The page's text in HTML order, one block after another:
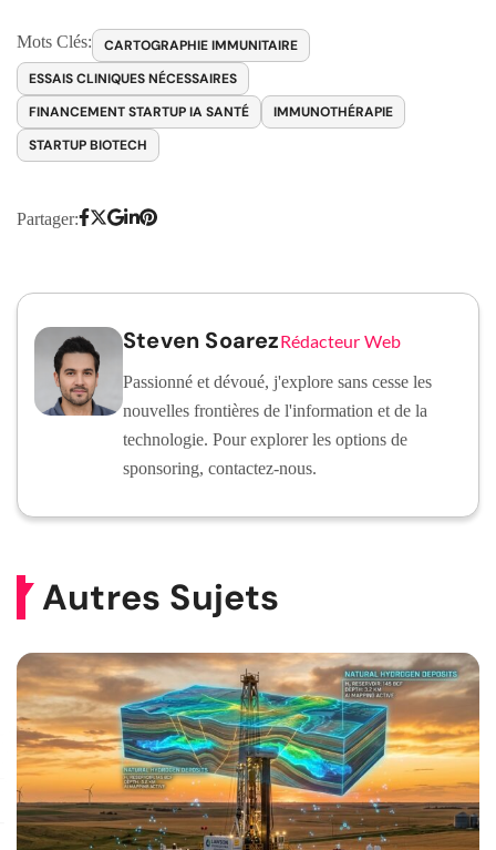
Mots Clés:
CARTOGRAPHIE IMMUNITAIRE
ESSAIS CLINIQUES NÉCESSAIRES
FINANCEMENT STARTUP IA SANTÉ
IMMUNOTHÉRAPIE
STARTUP BIOTECH
Partager:
Steven SoarezRédacteur Web
Passionné et dévoué, j'explore sans cesse les
nouvelles frontières de l'information et de la
technologie. Pour explorer les options de
sponsoring, contactez-nous.
Autres Sujets